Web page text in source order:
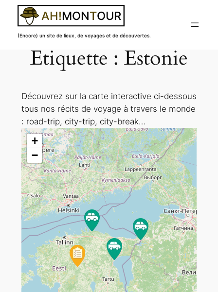
(Encore) un site de lieux, de voyages et de découvertes.
Étiquette : Estonie
Découvrez sur la carte interactive ci-dessous
tous nos récits de voyage à travers le monde
: road-trip, city-trip, city-break…
Travelers' Map is loading...
If you see this after your page is
loaded completely, leafletJS files
are missing.
+
−